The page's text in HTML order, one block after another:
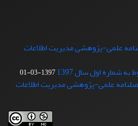
علمی-پژوهشی مدیریت اطلاعات
شماره اول سال 1397 1397-03-01
علمی-پژوهشی مدیریت اطلاعات